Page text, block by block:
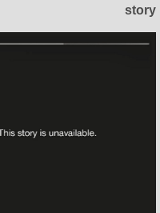
story